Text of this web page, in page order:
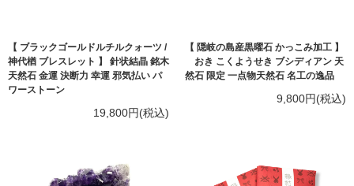
【 ブラックゴールドルチルクォーツ /
神代楢 ブレスレット 】 針状結晶 銘木
天然石 金運 決断力 幸運 邪気払い パ
ワーストーン
19,800円(税込)
【 隠岐の島産黒曜石 かっこみ加工 】
おき こくようせき ブシディアン 天
然石 限定 一点物天然石 名工の逸品
9,800円(税込)